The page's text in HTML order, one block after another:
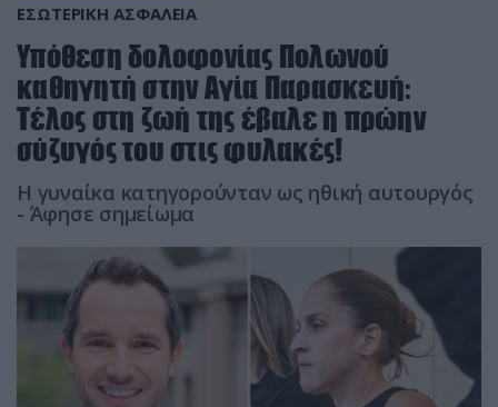
ΕΣΩΤΕΡΙΚΗ ΑΣΦΑΛΕΙΑ
Υπόθεση δολοφονίας Πολωνού
καθηγητή στην Αγία Παρασκευή:
Τέλος στη ζωή της έβαλε η πρώην
σύζυγός του στις φυλακές!
Η γυναίκα κατηγορούνταν ως ηθική αυτουργός
- Άφησε σημείωμα